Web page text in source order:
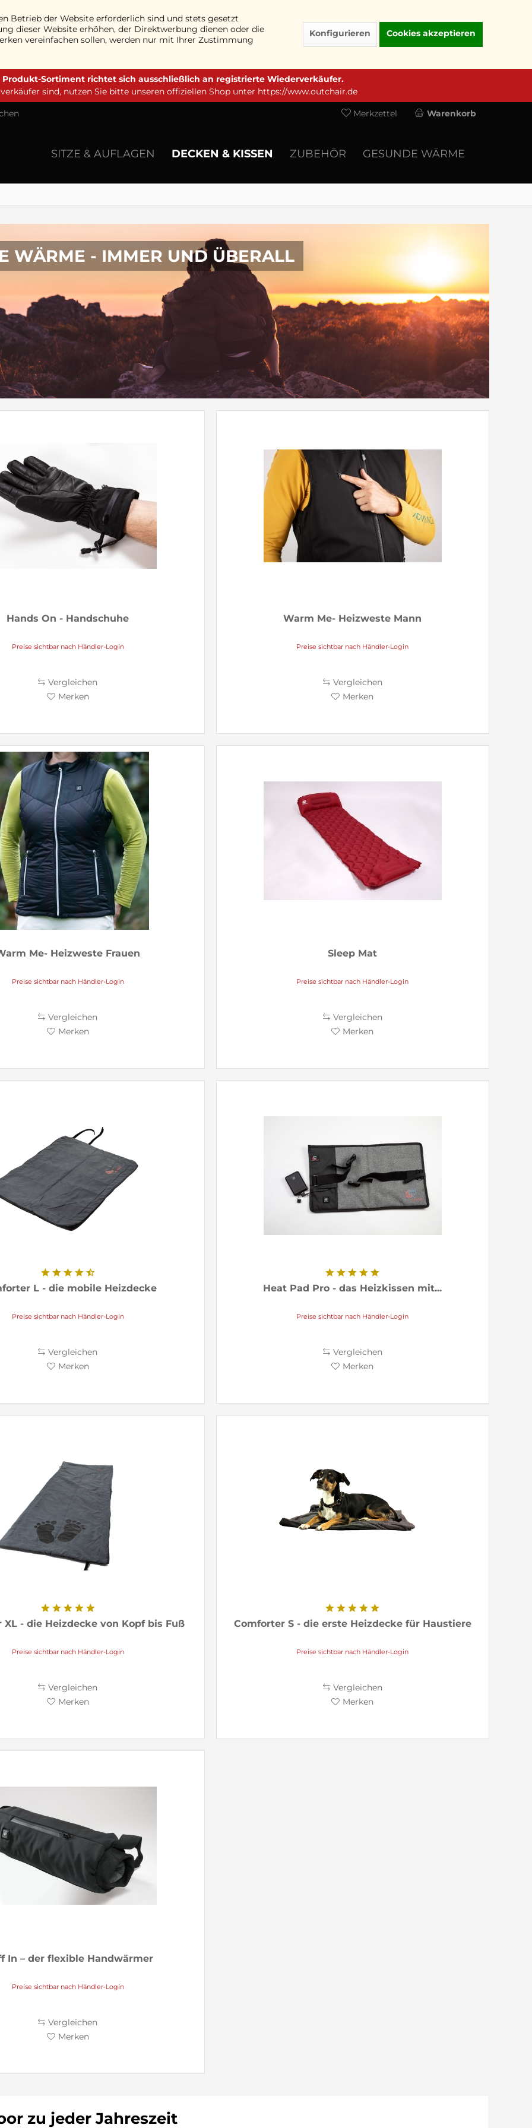
Betrieb der Website erforderlich sind und stets gesetzt
dieser Website erhöhen, der Direktwerbung dienen oder die
vereinfachen sollen, werden nur mit Ihrer Zustimmung
Konfigurieren Cookies akzeptieren
Sortiment richtet sich ausschließlich an registrierte Wiederverkäufer.
sind, nutzen Sie bitte unseren offiziellen Shop unter https://www.outchair.de
Warenkorb
Merkzettel
SITZE & AUFLAGEN DECKEN & KISSEN ZUBEHÖR GESUNDE WÄRME
WÄRME - IMMER UND ÜBERALL
Hands On - Handschuhe
Preise sichtbar nach Händler-Login
Vergleichen
Merken
Warm Me- Heizweste Mann
Preise sichtbar nach Händler-Login
Vergleichen
Merken
Me- Heizweste Frauen
Preise sichtbar nach Händler-Login
Vergleichen
Merken
Sleep Mat
Preise sichtbar nach Händler-Login
Vergleichen
Merken
L - die mobile Heizdecke
Preise sichtbar nach Händler-Login
Vergleichen
Merken
Heat Pad Pro - das Heizkissen mit...
Preise sichtbar nach Händler-Login
Vergleichen
Merken
XL - die Heizdecke von Kopf bis Fuß
Preise sichtbar nach Händler-Login
Vergleichen
Merken
Comforter S - die erste Heizdecke für Haustiere
Preise sichtbar nach Händler-Login
Vergleichen
Merken
In – der flexible Handwärmer
Preise sichtbar nach Händler-Login
Vergleichen
Merken
zu jeder Jahreszeit